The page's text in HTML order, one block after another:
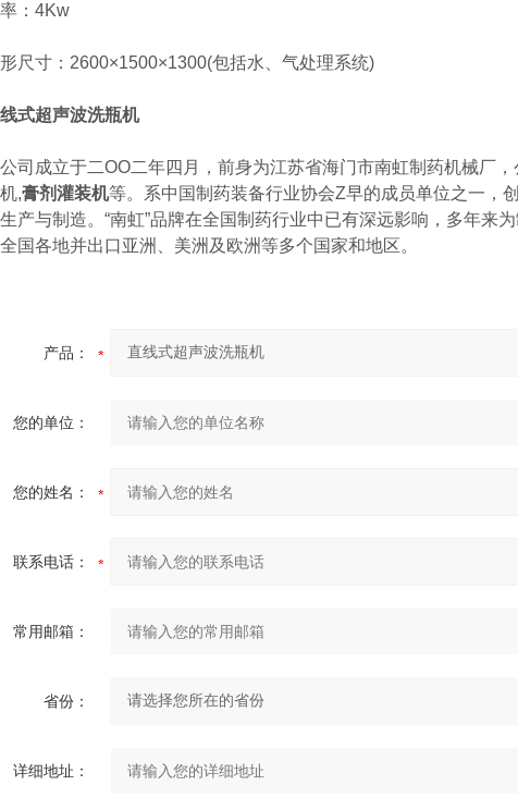
4Kw
寸：2600×1500×1300(包括水、气处理系统)
式超声波洗瓶机
成立于二OO二年四月，前身为江苏省海门市南虹制药机械厂，
,膏剂灌装机等。系中国制药装备行业协会Z早的成员单位之一，
产与制造。“南虹”品牌在全国制药行业中已有深远影响，多年来
国各地并出口亚洲、美洲及欧洲等多个国家和地区。
产品：
您的单位：
您的姓名：
联系电话：
常用邮箱：
省份：
详细地址：